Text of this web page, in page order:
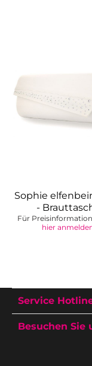
Sophie
-
Für
hier
Service
Besuchen Sie